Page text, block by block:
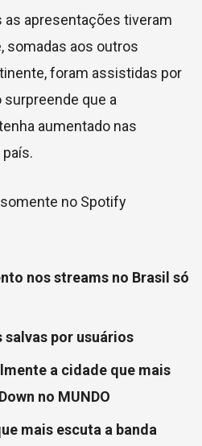
as apresentações tiveram
somadas aos outros
foram assistidas por
que a
aumentado nas
no Spotify
nos streams no Brasil só
salvas por usuários
a cidade que mais
no MUNDO
mais escuta a banda